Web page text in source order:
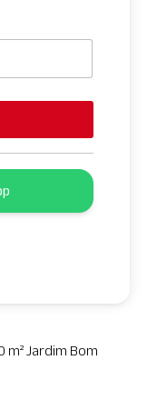
Jardim Bom